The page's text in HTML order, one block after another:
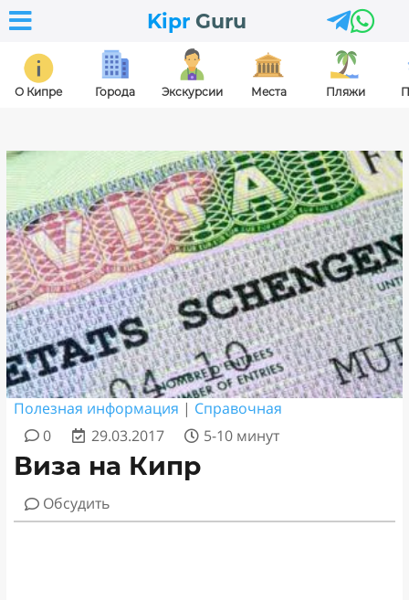
Kipr Guru
 
О Кипре Города Экскурсии Места Пляжи
Полезная информация | Справочная
0
29.03.2017 5-10 минут
Виза на Кипр
Обсудить